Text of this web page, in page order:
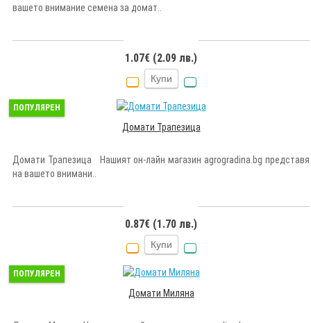
вашето внимание семена за домат..
1.07€ (2.09 лв.)
Купи
ПОПУЛЯРЕН
Домати Трапезица
Домати Трапезица Нашият он-лайн магазин agrogradina.bg представя
на вашето внимани..
0.87€ (1.70 лв.)
Купи
ПОПУЛЯРЕН
Домати Миляна